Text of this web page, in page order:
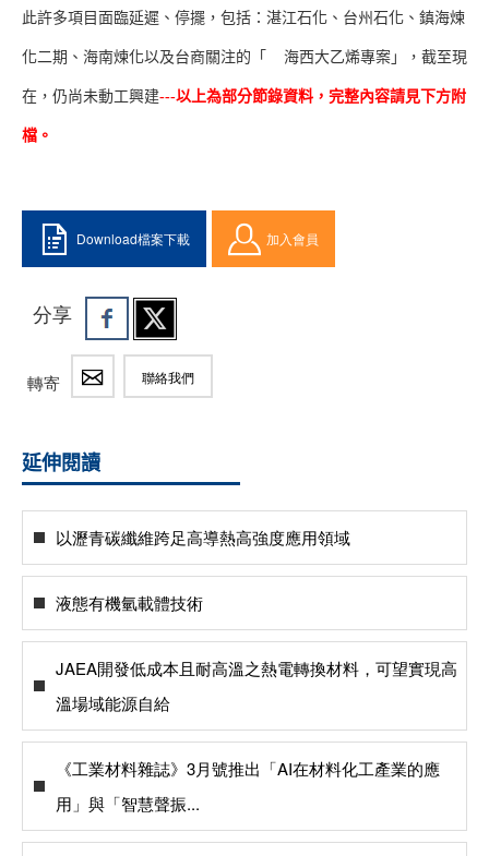
此許多項目面臨延遲、停擺，包括：湛江石化、台州石化、鎮海煉
化二期、海南煉化以及台商關注的「 海西大乙烯專案」，截至現
在，仍尚未動工興建---以上為部分節錄資料，完整內容請見下方附
檔。
Download檔案下載 加入會員
分享
轉寄 聯絡我們
延伸閱讀
以瀝青碳纖維跨足高導熱高強度應用領域
液態有機氫載體技術
JAEA開發低成本且耐高溫之熱電轉換材料，可望實現高
溫場域能源自給
《工業材料雜誌》3月號推出「AI在材料化工產業的應
用」與「智慧聲振...